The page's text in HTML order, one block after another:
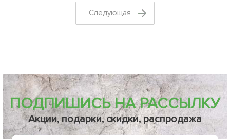
Cледующая
ПОДПИШИСЬ НА РАССЫЛКУ
Акции, подарки, скидки, распродажа